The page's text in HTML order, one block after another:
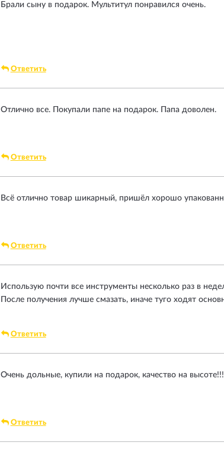
Брали сыну в подарок. Мультитул понравился очень.
Ответить
Отлично все. Покупали папе на подарок. Папа доволен.
Ответить
Всё отлично товар шикарный, пришёл хорошо
Ответить
Использую почти все инструменты несколько раз в
После получения лучше смазать, иначе туго ходят
Ответить
Очень дольные, купили на подарок, качество на
Ответить